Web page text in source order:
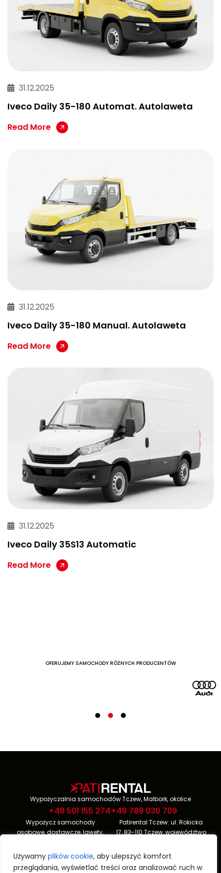
Używamy plików cookie, aby ulepszyć komfort
przeglądania, wyświetlać treści oraz analizować ruch w
31.12.2025
Iveco Daily 35-180 Automat. Autolaweta
Read More
31.12.2025
Iveco Daily 35-180 Manual. Autolaweta
Read More
31.12.2025
Iveco Daily 35S13 Automatic
Read More
OFERUJEMY SAMOCHODY RÓŻNYCH PRODUCENTÓW
Wypożyczalnia samochodów Tczew, Malbork, okolice
+48 501 155 274+48 789 030 709
Wypożycz samochody
osobowe, dostawcze, lawety,
ceny, szybkarezerwacja on-
. Zadzwoń i sprawdź
Patirental Tczew: ul. Rokicka
17, 83-110 Tczew, województwo
Patirental Malbork: ul. M.
Konopnickiej 12, 82-200